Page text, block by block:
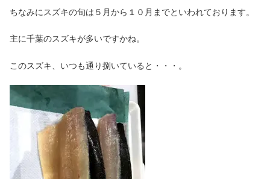
ちなみにスズキの旬は５月から１０月までといわれております。
主に千葉のスズキが多いですかね。
このスズキ、いつも通り捌いていると・・・。